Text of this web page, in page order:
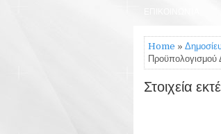
Home »
Προϋπολογισμού
Στοιχεία